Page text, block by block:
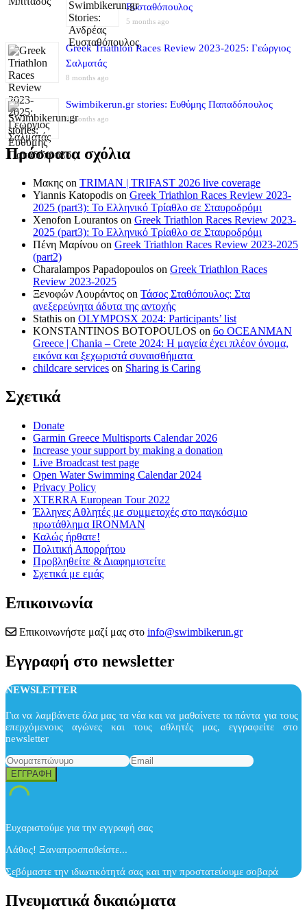
Ευσταθόπουλος
5 months ago
Greek Triathlon Races Review 2023-2025: Γεώργιος
Σαλματάς
8 months ago
Swimbikerun.gr stories: Ευθύμης Παπαδόπουλος
8 months ago
Πρόσφατα σχόλια
Μακης on TRIMAN | TRIFAST 2026 live coverage
Yiannis Katopodis on Greek Triathlon Races Review 2023-
2025 (part3): Το Ελληνικό Τρίαθλο σε Σταυροδρόμι
Xenofon Lourantos on Greek Triathlon Races Review 2023-
2025 (part3): Το Ελληνικό Τρίαθλο σε Σταυροδρόμι
Πένη Μαρίνου on Greek Triathlon Races Review 2023-2025
(part2)
Charalampos Papadopoulos on Greek Triathlon Races
Review 2023-2025
Ξενοφών Λουράντος on Τάσος Σταθόπουλος: Στα
ανεξερεύνητα άδυτα της αντοχής
Stathis on OLYMPOSX 2024: Participants’ list
KONSTANTINOS BOTOPOULOS on 6ο OCEANMAN
Greece | Chania – Crete 2024: Η μαγεία έχει πλέον όνομα,
εικόνα και ξεχωριστά συναισθήματα
childcare services on Sharing is Caring
Σχετικά
Donate
Garmin Greece Multisports Calendar 2026
Increase your support by making a donation
Live Broadcast test page
Open Water Swimming Calendar 2024
Privacy Policy
XTERRA European Tour 2022
Έλληνες Αθλητές με συμμετοχές στο παγκόσμιο
πρωτάθλημα IRONMAN
Καλώς ήρθατε!
Πολιτική Απορρήτου
Προβληθείτε & Διαφημιστείτε
Σχετικά με εμάς
Επικοινωνία
Επικοινωνήστε μαζί μας στο info@swimbikerun.gr
Εγγραφή στο newsletter
NEWSLETTER
Για να λαμβάνετε όλα μας τα νέα και να μαθαίνετε τα πάντα για τους
επερχόμενους αγώνες και τους αθλητές μας, εγγραφείτε στο
newsletter
Ευχαριστούμε για την εγγραφή σας
Λάθος! Ξαναπροσπαθείστε...
Σεβόμαστε την ιδιωτικότητά σας και την προστατεύουμε σοβαρά
Πνευματικά δικαιώματα